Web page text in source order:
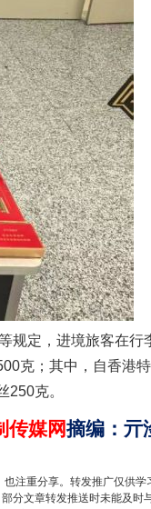
规定，进境旅客在行
克；其中，自香港
克。
传媒网摘编 ： 亓
注重分享。转发推广仅供学
分文章转发推送时未能及时
行业协会接连发公告
让核能赋能千行百业